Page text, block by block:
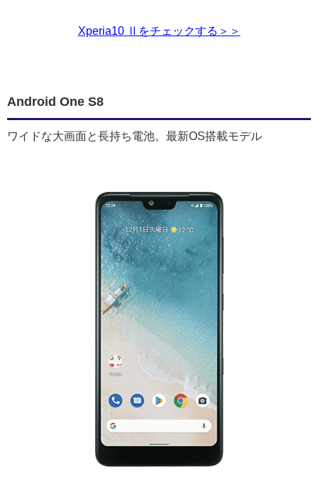
Xperia10 Ⅱをチェックする＞＞
Android One S8
ワイドな大画面と長持ち電池。最新OS搭載モデル